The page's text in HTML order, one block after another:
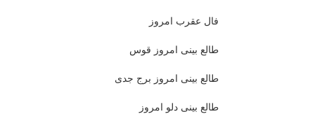
فال عقرب امروز
طالع بینی امروز قوس
طالع بینی امروز برج جدی
طالع بینی دلو امروز